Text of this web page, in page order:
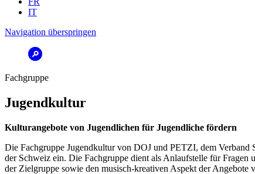
IT
Navigation überspringen
Fachgruppe
Jugendkultur
Kulturangebote von Jugendlichen für Jugendliche fördern
Die Fachgruppe Jugendkultur von DOJ und PETZI, dem Verband
der Schweiz ein. Die Fachgruppe dient als Anlaufstelle für
der Zielgruppe sowie den musisch-kreativen Aspekt der Angebote